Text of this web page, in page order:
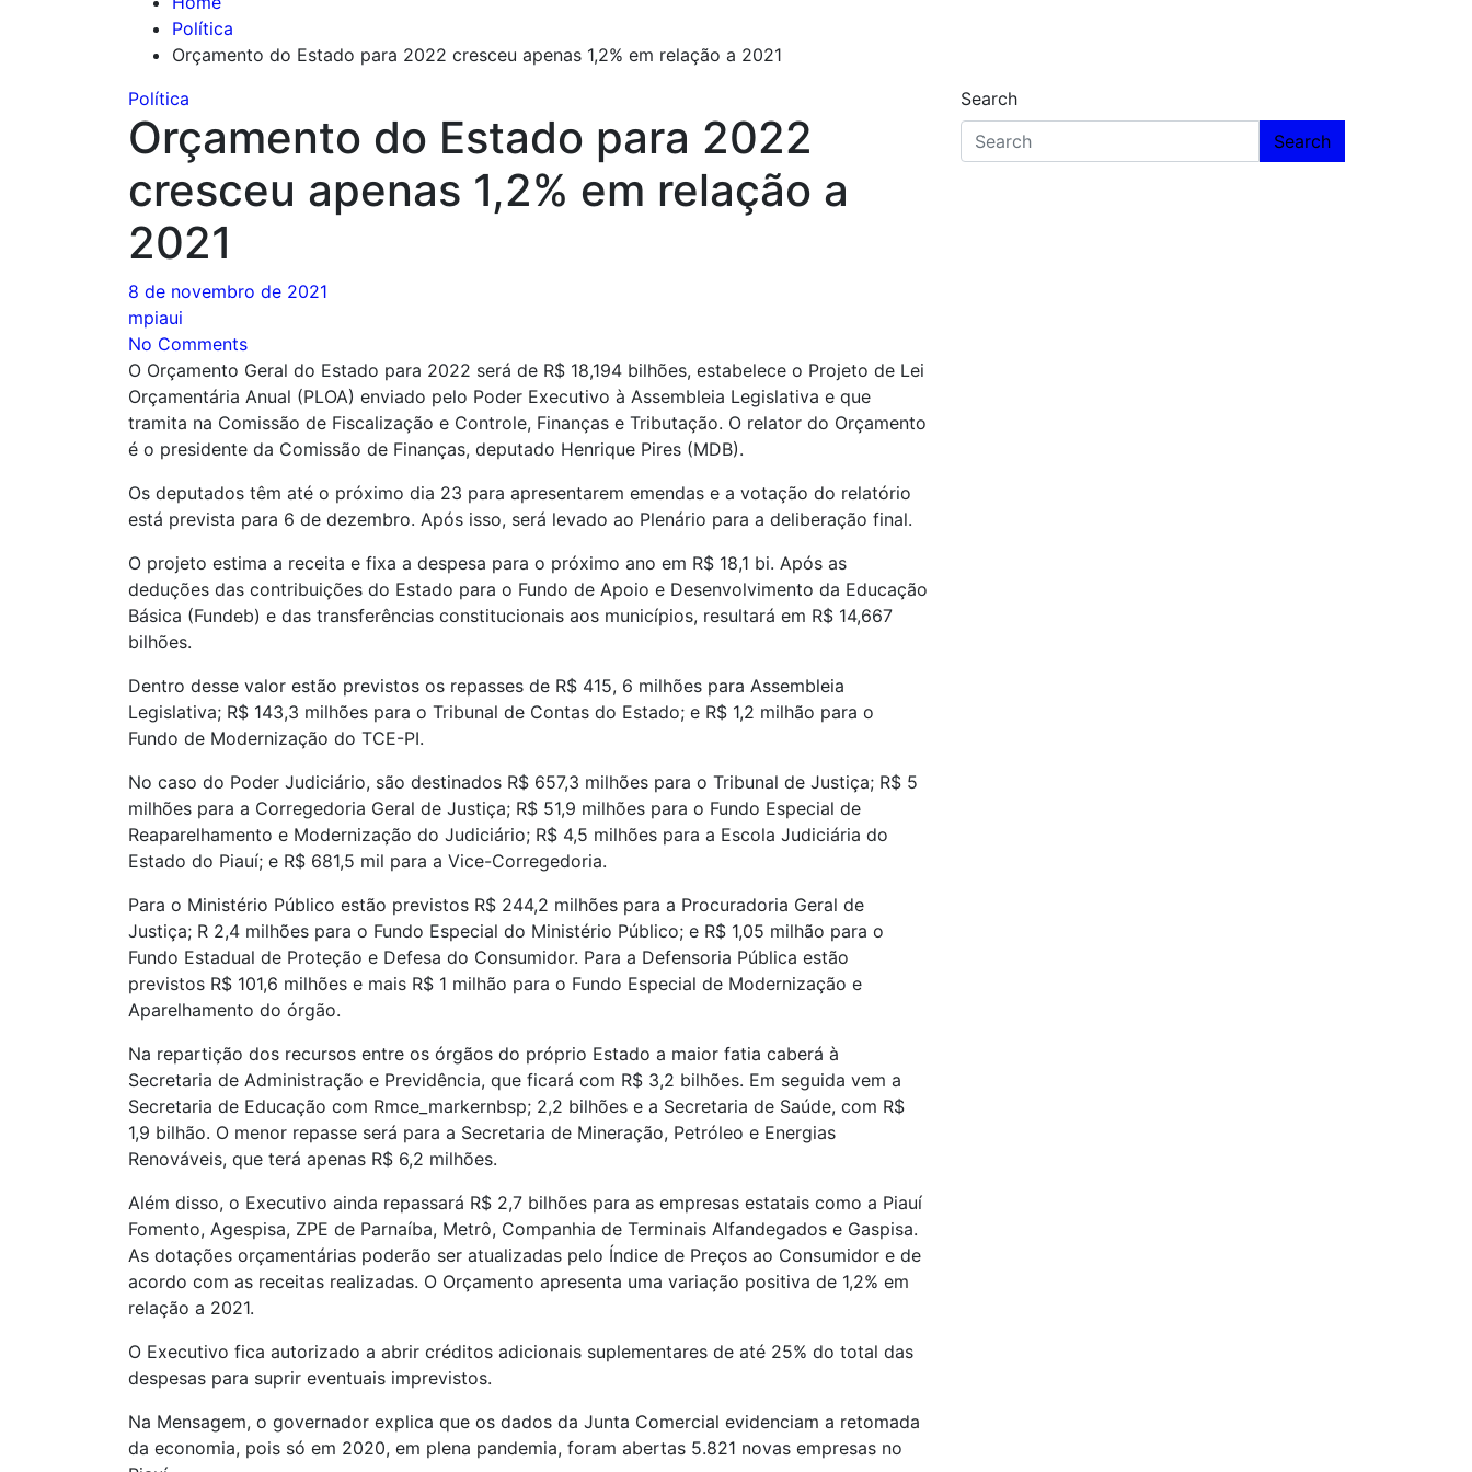
Política
Orçamento do Estado para 2022 cresceu apenas 1,2% em relação a 2021
Política
Orçamento do Estado para 2022
cresceu apenas 1,2% em relação a
2021
8 de novembro de 2021
mpiaui
No Comments
O Orçamento Geral do Estado para 2022 será de R$ 18,194 bilhões, estabelece o Projeto de Lei
Orçamentária Anual (PLOA) enviado pelo Poder Executivo à Assembleia Legislativa e que
tramita na Comissão de Fiscalização e Controle, Finanças e Tributação. O relator do Orçamento
é o presidente da Comissão de Finanças, deputado Henrique Pires (MDB).
Os deputados têm até o próximo dia 23 para apresentarem emendas e a votação do relatório
está prevista para 6 de dezembro. Após isso, será levado ao Plenário para a deliberação final.
O projeto estima a receita e fixa a despesa para o próximo ano em R$ 18,1 bi. Após as
deduções das contribuições do Estado para o Fundo de Apoio e Desenvolvimento da Educação
Básica (Fundeb) e das transferências constitucionais aos municípios, resultará em R$ 14,667
bilhões.
Dentro desse valor estão previstos os repasses de R$ 415, 6 milhões para Assembleia
Legislativa; R$ 143,3 milhões para o Tribunal de Contas do Estado; e R$ 1,2 milhão para o
Fundo de Modernização do TCE-PI.
No caso do Poder Judiciário, são destinados R$ 657,3 milhões para o Tribunal de Justiça; R$ 5
milhões para a Corregedoria Geral de Justiça; R$ 51,9 milhões para o Fundo Especial de
Reaparelhamento e Modernização do Judiciário; R$ 4,5 milhões para a Escola Judiciária do
Estado do Piauí; e R$ 681,5 mil para a Vice-Corregedoria.
Para o Ministério Público estão previstos R$ 244,2 milhões para a Procuradoria Geral de
Justiça; R 2,4 milhões para o Fundo Especial do Ministério Público; e R$ 1,05 milhão para o
Fundo Estadual de Proteção e Defesa do Consumidor. Para a Defensoria Pública estão
previstos R$ 101,6 milhões e mais R$ 1 milhão para o Fundo Especial de Modernização e
Aparelhamento do órgão.
Na repartição dos recursos entre os órgãos do próprio Estado a maior fatia caberá à
Secretaria de Administração e Previdência, que ficará com R$ 3,2 bilhões. Em seguida vem a
Secretaria de Educação com Rmce_markernbsp; 2,2 bilhões e a Secretaria de Saúde, com R$
1,9 bilhão. O menor repasse será para a Secretaria de Mineração, Petróleo e Energias
Renováveis, que terá apenas R$ 6,2 milhões.
Além disso, o Executivo ainda repassará R$ 2,7 bilhões para as empresas estatais como a Piauí
Fomento, Agespisa, ZPE de Parnaíba, Metrô, Companhia de Terminais Alfandegados e Gaspisa.
As dotações orçamentárias poderão ser atualizadas pelo Índice de Preços ao Consumidor e de
acordo com as receitas realizadas. O Orçamento apresenta uma variação positiva de 1,2% em
relação a 2021.
O Executivo fica autorizado a abrir créditos adicionais suplementares de até 25% do total das
despesas para suprir eventuais imprevistos.
Na Mensagem, o governador explica que os dados da Junta Comercial evidenciam a retomada
da economia, pois só em 2020, em plena pandemia, foram abertas 5.821 novas empresas no
Search
Search